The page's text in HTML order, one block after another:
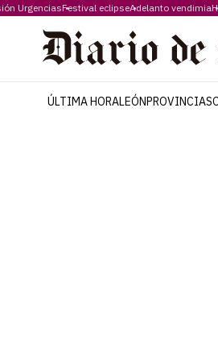
UrgenciasFestival eclipseAdelanto vendimia
ÚLTIMA HORALEÓNPROVINCIA